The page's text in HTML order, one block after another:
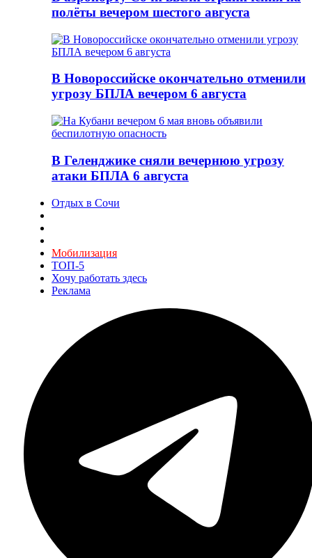
полёты вечером шестого августа
В Новороссийске окончательно отменили
угрозу БПЛА вечером 6 августа
В Геленджике сняли вечернюю угрозу
атаки БПЛА 6 августа
Отдых в Сочи
Мобилизация
ТОП-5
Хочу работать здесь
Реклама